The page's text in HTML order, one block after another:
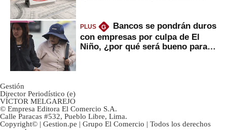
PLUS G
Bancos se pondrán duros
con empresas por culpa de El
Niño, ¿por qué será bueno para
Gestión
Director Periodístico (e)
VÍCTOR MELGAREJO
© Empresa Editora El Comercio S.A.
Calle Paracas #532, Pueblo Libre, Lima.
Copyright© | Gestion.pe | Grupo El Comercio | Todos los derechos